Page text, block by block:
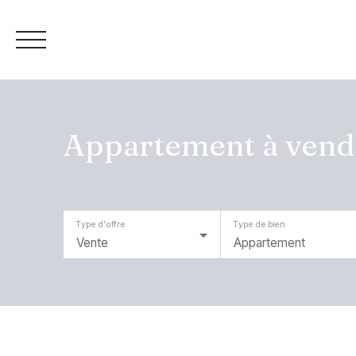
+33 4 26 18 97 92 Estimation
Appartement à
Vente
Type d'offre
Appartement
Type de bien